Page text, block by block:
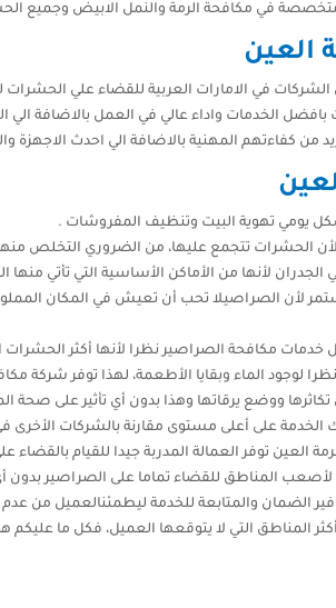
في مكافحة الرمة والنمل الابيض وجميع
العين
في الامارات العربية للقضاء علي
الخدمات واداء عالي في العمل بالاضافة الي
من كفاءتهم المهنية بالاضافة الي احدث
يومي تهوية البيت وتنظيف المفروشات .
الحشرات تتجمع عليها، من الضروري التخلص
لأنها من الأماكن الأساسية التي تأتي
لأن الصراصيلا تحب أن تعيش في المكان المملوء
مكافحة الصراصير نظرا لأنها أكثر الحشرات
لوجود الماء وبقايا الأطعمة، لهذا توفر شركة
ووضع يرقاتها وهذا بدون أي تأثير على صحة
الخدمة على أعلى مستوى مقارنة بالشركات الأخرى
العين توفر العمالة المدربة جيدا للقيام بالقضاء
المناطق للقضاء تماما على الصراصير بدون أي
الضمان والمتابعة للخدمة ليطمئنالعميل من
المناطق التي لا يتوقعها العميل، فكل ما